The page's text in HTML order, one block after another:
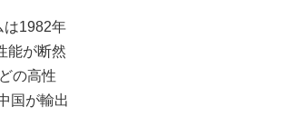
1982年
能が断然
の高性
国が輸出